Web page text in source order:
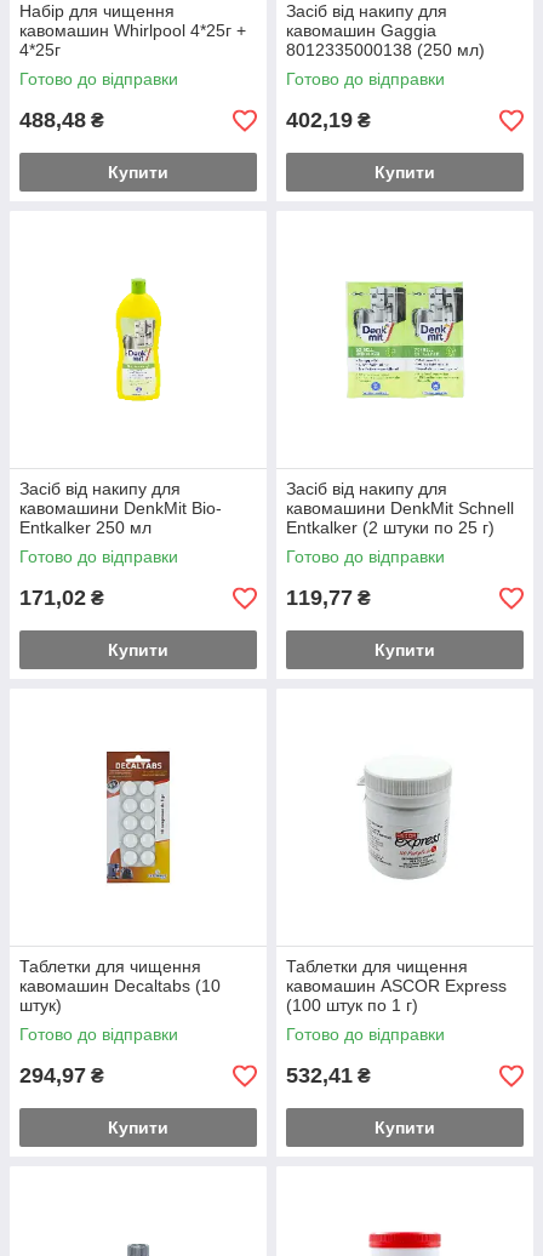
Набір для чищення
кавомашин Whirlpool 4*25г +
4*25г
Готово до відправки
488,48 ₴
Купити
Засіб від накипу для
кавомашин Gaggia
8012335000138 (250 мл)
Готово до відправки
402,19 ₴
Купити
Засіб від накипу для
кавомашини DenkMit Bio-
Entkalker 250 мл
Готово до відправки
171,02 ₴
Купити
Засіб від накипу для
кавомашини DenkMit Schnell
Entkalker (2 штуки по 25 г)
Готово до відправки
119,77 ₴
Купити
Таблетки для чищення
кавомашин Decaltabs (10
штук)
Готово до відправки
294,97 ₴
Купити
Таблетки для чищення
кавомашин ASCOR Express
(100 штук по 1 г)
Готово до відправки
532,41 ₴
Купити